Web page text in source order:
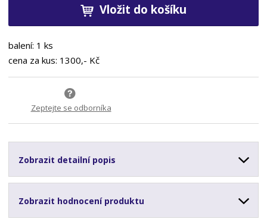
Vložit do košíku
balení: 1 ks
cena za kus: 1300,- Kč
Zeptejte se odborníka
Zobrazit detailní popis
Zobrazit hodnocení produktu